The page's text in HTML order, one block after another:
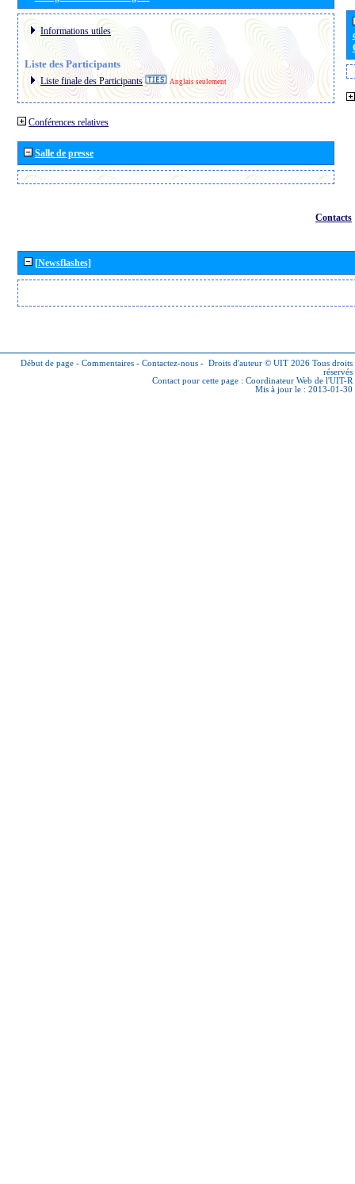
Informations utiles
Liste des Participants
Liste finale des Participants Anglais seulement
Conférences relatives
Salle de presse
Contacts
[Newsflashes]
Début de page - Commentaires - Contactez-nous - Droits d'auteur © UIT 2026 Tous droits
réservés
Contact pour cette page : Coordinateur Web de l'UIT-R
Mis à jour le : 2013-01-30